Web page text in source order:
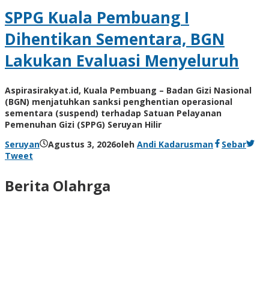
SPPG Kuala Pembuang I
Dihentikan Sementara, BGN
Lakukan Evaluasi Menyeluruh
Aspirasirakyat.id, Kuala Pembuang – Badan Gizi Nasional
(BGN) menjatuhkan sanksi penghentian operasional
sementara (suspend) terhadap Satuan Pelayanan
Pemenuhan Gizi (SPPG) Seruyan Hilir
Seruyan
Agustus 3, 2026oleh Andi Kadarusman
Sebar
Tweet
Berita Olahrga